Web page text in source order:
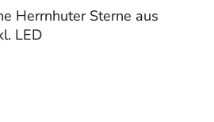
Herrnhuter Sterne aus
LED